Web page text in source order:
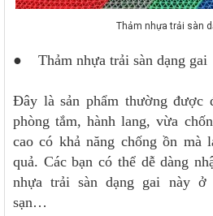
Thảm nhựa trải sàn
● Thảm nhựa trải sàn dạng gai
Đây là sản phẩm thường được
phòng tắm, hành lang, vừa
cao có khả năng chống ồn mà
quả. Các bạn có thể dễ dàng
nhựa trải sàn dạng gai này ở
sạn…